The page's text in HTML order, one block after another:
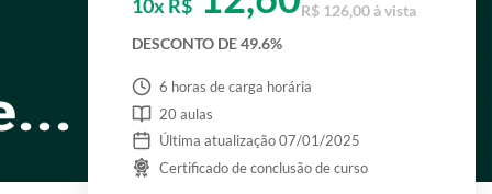
10x R$
R$ 126,00 à vista
DESCONTO DE 49.6%
6 horas de carga horária
20 aulas
Última atualização 07/01/2025
Certificado de conclusão de curso